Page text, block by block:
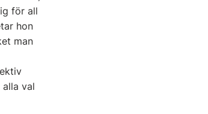
för all
hon
man
alla val